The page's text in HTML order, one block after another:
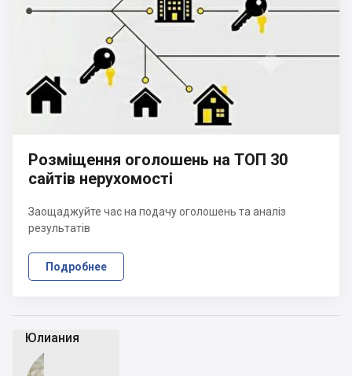
Юлиания
Розміщення оголошень на ТОП 30
сайтів нерухомості
Заощаджуйте час на подачу оголошень та аналіз
результатів
Подробнее